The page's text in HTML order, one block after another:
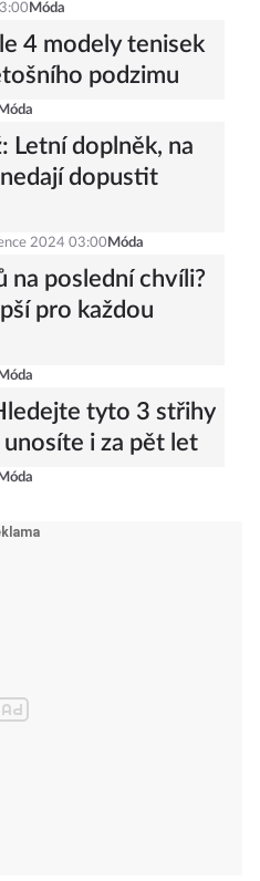
Móda
4 modely tenisek
podzimu
Móda
Letní doplněk, na
dopustit
2024 03:00 Móda
na poslední chvíli?
pro každou
Móda
tyto 3 střihy
i za pět let
Móda